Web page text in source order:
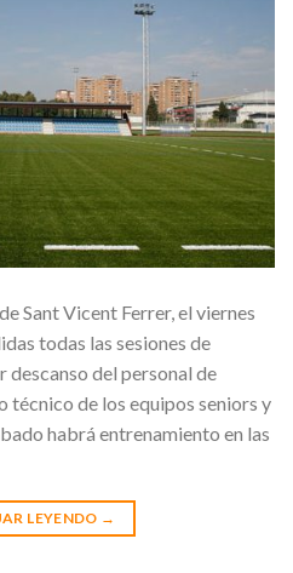
Sant Vicent Ferrer, el viernes
todas las sesiones de
descanso del personal de
técnico de los equipos seniors y
habrá entrenamiento en las
LEYENDO →